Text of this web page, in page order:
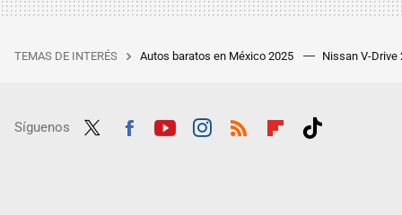
TEMAS DE INTERÉS Autos baratos en México 2025 Nissan V-Drive
Síguenos